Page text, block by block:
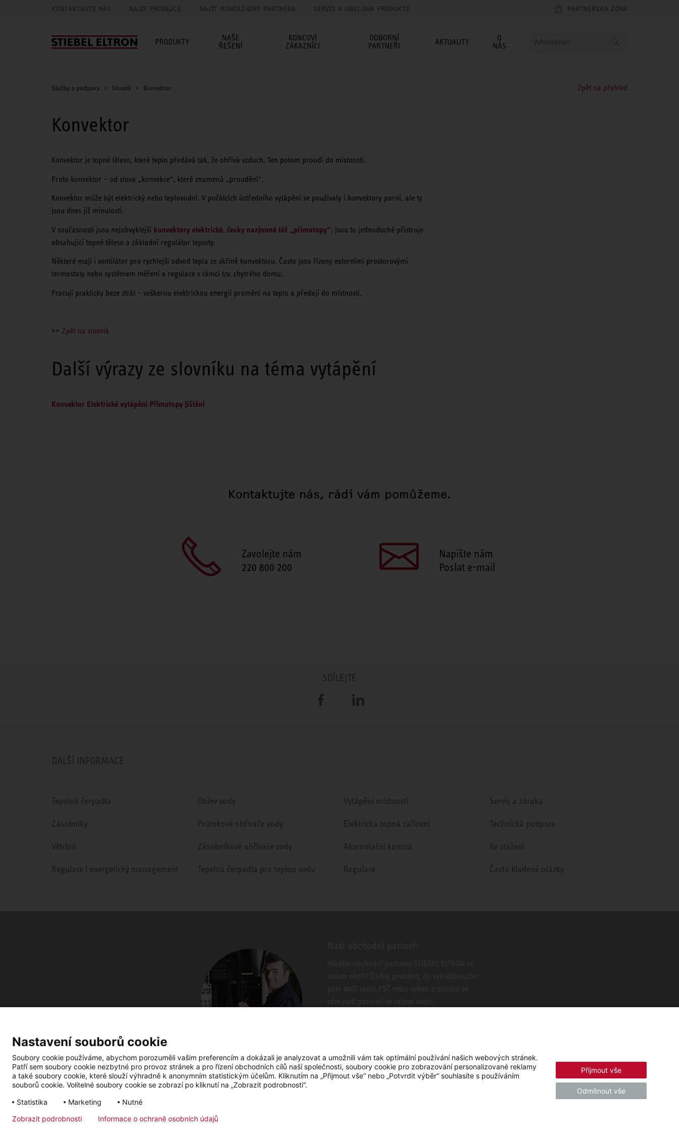
KONTAKTUJTE NÁS NAJÍT PRODEJCE NAJÍT MONTÁŽNÍHO PARTNERA SERVIS A OBSLUHA PRODUKTŮ PARTNERSKÁ ZÓNA
PRODUKTY
NAŠE
ŘEŠENÍ
KONCOVÍ
ZÁKAZNÍCI
ODBORNÍ
PARTNEŘI
AKTUALITY
O
NÁS
Služby a podpora Slovník Konvektor Zpět na přehled
Konvektor
Konvektor je topné těleso, které teplo předává tak, že ohřívá vzduch. Ten potom proudí do místnosti.
Proto konvektor – od slova „konvekce“, které znamená „proudění“.
Konvektor může být elektrický nebo teplovodní. V počátcích ústředního vytápění se používaly i konvektory parní, ale ty
jsou dnes již minulostí.
V současnosti jsou nejobvyklejší konvektory elektrické, česky nazývané též „přímotopy“. Jsou to jednoduché přístroje
obsahující topné těleso a základní regulátor teploty.
Některé mají i ventilátor pro rychlejší odvod tepla ze skříně konvektoru. Často jsou řízeny externími prostorovými
termostaty nebo systémem měření a regulace v rámci tzv. chytrého domu.
Pracují prakticky beze ztrát – veškerou elektrickou energii promění na teplo a předají do místnosti.
>> Zpět na slovník
Další výrazy ze slovníku na téma vytápění
Konvektor Elektrické vytápění Přímotopy Jištění
Kontaktujte nás, rádi vám pomůžeme.
Zavolejte nám
220 800 200
Napište nám
Poslat e-mail
SDÍLEJTE
Facebook LinkedIn
DALŠÍ INFORMACE
Tepelná čerpadla
Zásobníky
Větrání
Regulace l energetický management
Ohřev vody
Průtokové ohřívače vody
Zásobníkové ohřívače vody
Tepelná čerpadla pro teplou vodu
Vytápění místností
Elektrická topná zařízení
Akumulační kamna
Regulace
Servis a záruka
Technická podpora
Ke stažení
Často kladené otázky
Nastavení souborů cookie
Soubory cookie používáme, abychom porozuměli vašim preferencím a dokázali je analyzovat a umožnili vám tak optimální používání našich webových stránek.
Patří sem soubory cookie nezbytné pro provoz stránek a pro řízení obchodních cílů naší společnosti, soubory cookie pro zobrazování personalizované reklamy
a také soubory cookie, které slouží výhradně k anonymním statistickým účelům. Kliknutím na „Přijmout vše“ nebo „Potvrdit výběr“ souhlasíte s používáním
souborů cookie. Volitelné soubory cookie se zobrazí po kliknutí na „Zobrazit podrobnosti“.
Statistika
Marketing Nutné
Přijmout vše
Odmítnout vše
Zobrazit podrobnosti Informace o ochraně osobních údajů